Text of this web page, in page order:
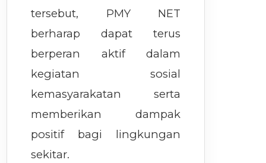
tersebut, PMY NET
berharap dapat terus
berperan aktif dalam
kegiatan sosial
kemasyarakatan serta
memberikan dampak
positif bagi lingkungan
sekitar.